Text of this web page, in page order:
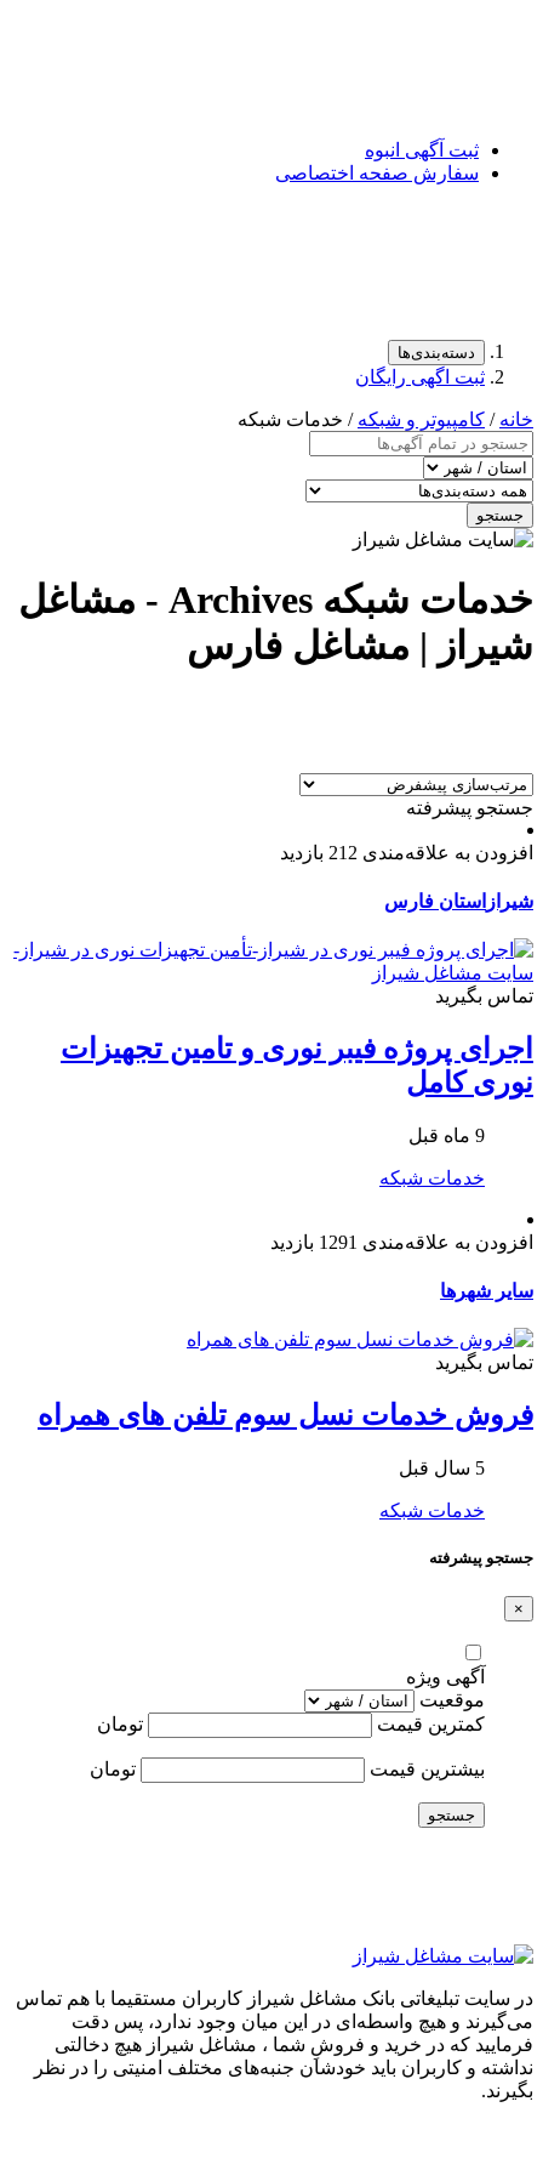
ثبت آگهی انبوه
سفارش صفحه اختصاصی
دسته‌بندی‌ها
ثبت اگهی رایگان
خانه / کامپیوتر و شبکه / خدمات شبکه
جستجو
خدمات شبکه Archives - مشاغل
شیراز | مشاغل فارس
جستجو پیشرفته
افزودن به علاقه‌مندی 212 بازدید
شیراز استان فارس
تماس بگیرید
اجرای پروژه فیبر نوری و تامین تجهیزات
نوری کامل
9 ماه قبل
خدمات شبکه
افزودن به علاقه‌مندی 1291 بازدید
سایر شهرها
تماس بگیرید
فروش خدمات نسل سوم تلفن های همراه
5 سال قبل
خدمات شبکه
جستجو پیشرفته
×
آگهی ویژه
موقعیت
کمترین قیمت
تومان
بیشترین قیمت تومان
جستجو
در سایت تبلیغاتی بانک مشاغل شیراز کاربران مستقیما با هم تماس
می‌گیرند و هیچ واسطه‌ای در این میان وجود ندارد، پس دقت
فرمایید که در خرید و فروشِ شما ، مشاغل شیراز هیچ دخالتی
نداشته و کاربران باید خودشان جنبه‌های مختلف امنیتی را در نظر
بگیرند.